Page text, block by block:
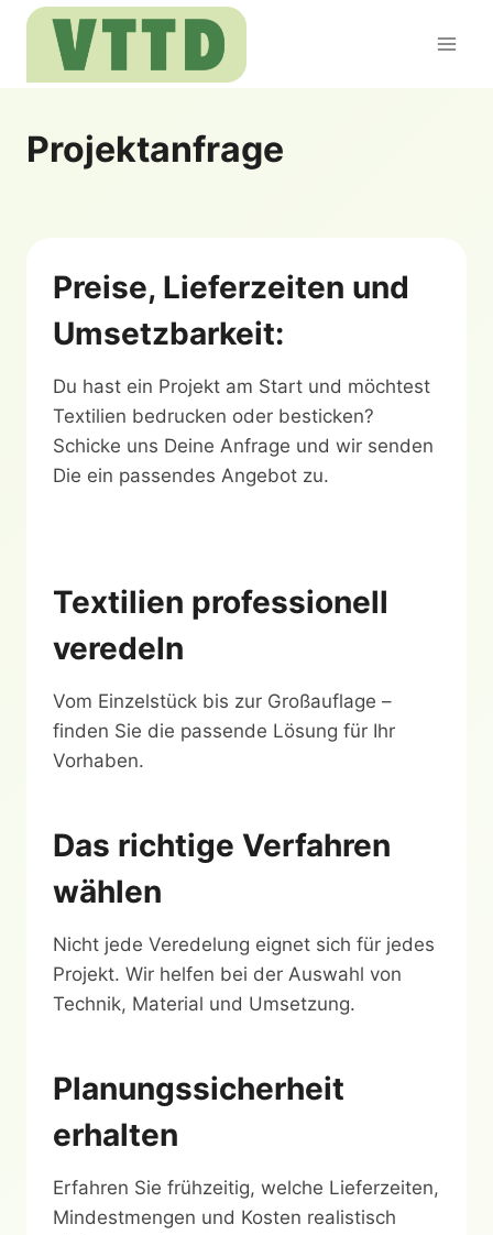
Zum
springen
Projektanfrage
Preise, Lieferzeiten und
Umsetzbarkeit:
Du hast ein Projekt am Start und möchtest
Textilien bedrucken oder besticken?
Schicke uns Deine Anfrage und wir senden
Die ein passendes Angebot zu.
Textilien professionell
veredeln
Vom Einzelstück bis zur Großauflage –
finden Sie die passende Lösung für Ihr
Vorhaben.
Das richtige Verfahren
wählen
Nicht jede Veredelung eignet sich für jedes
Projekt. Wir helfen bei der Auswahl von
Technik, Material und Umsetzung.
Planungssicherheit
erhalten
Erfahren Sie frühzeitig, welche Lieferzeiten,
Mindestmengen und Kosten realistisch